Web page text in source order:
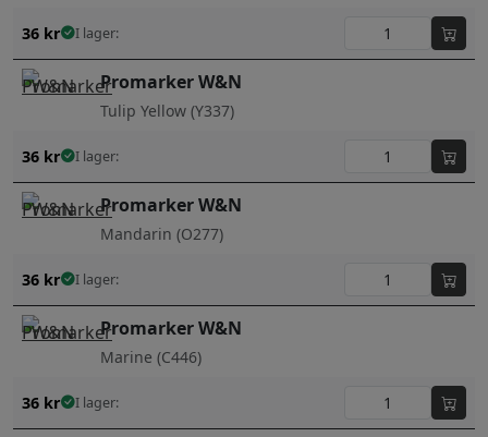
36 kr I lager:
Promarker W&N
Tulip Yellow (Y337)
36 kr I lager:
Promarker W&N
Mandarin (O277)
36 kr I lager:
Promarker W&N
Marine (C446)
36 kr I lager: